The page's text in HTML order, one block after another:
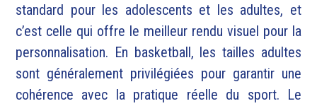
standard pour les adolescents et les adultes, et
c’est celle qui offre le meilleur rendu visuel pour la
personnalisation. En basketball, les tailles adultes
sont généralement privilégiées pour garantir une
cohérence avec la pratique réelle du sport. Le